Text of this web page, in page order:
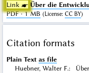
Link ☛ Über die
PDF · 1 MB (License: CC BY)
Citation formats
Plain Text as file
Huebner, Walter F.: